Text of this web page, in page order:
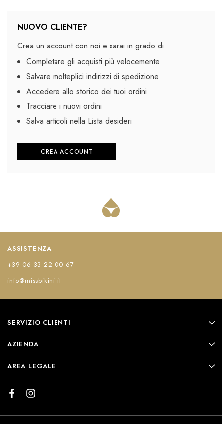
NUOVO CLIENTE?
Crea un account con noi e sarai in grado di:
Completare gli acquisti più velocemente
Salvare molteplici indirizzi di spedizione
Accedere allo storico dei tuoi ordini
Tracciare i nuovi ordini
Salva articoli nella Lista desideri
CREA ACCOUNT
ASSISTENZA
+39 06 33 22 00 67
info@missbikini.it
SERVIZIO CLIENTI
AZIENDA
AREA LEGALE